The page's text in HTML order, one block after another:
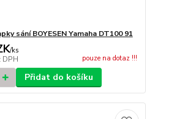
sání BOYESEN Yamaha DT100 91
/ks
DPH pouze na dotaz !!!
Přidat do košíku